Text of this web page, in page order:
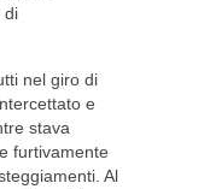
di
nel giro di
e
stava
furtivamente
Al